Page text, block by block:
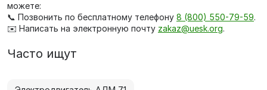
можете:
📞 Позвонить по бесплатному телефону 8 (800) 550-79-59.
✉️ Написать на электронную почту zakaz@uesk.org.
Часто ищут